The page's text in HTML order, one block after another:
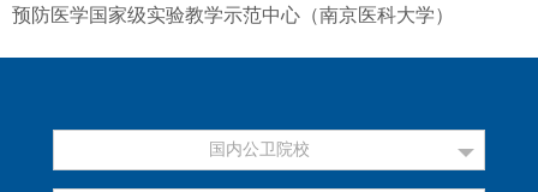
预防医学国家级实验教学示范中心（南京医科大学）
国内公卫院校